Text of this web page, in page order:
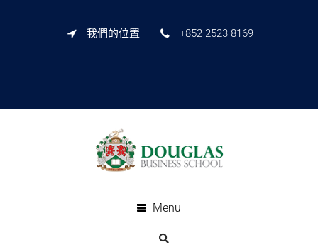
我們的位置 +852 2523 8169
Menu